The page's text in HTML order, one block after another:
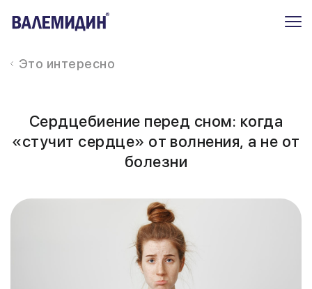
Это интересно
Сердцебиение перед сном: когда
«стучит сердце» от волнения, а не от
болезни